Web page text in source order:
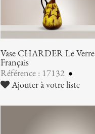
Vase CHARDER Le Verre
Français
Référence : 17132
Ajouter à votre liste